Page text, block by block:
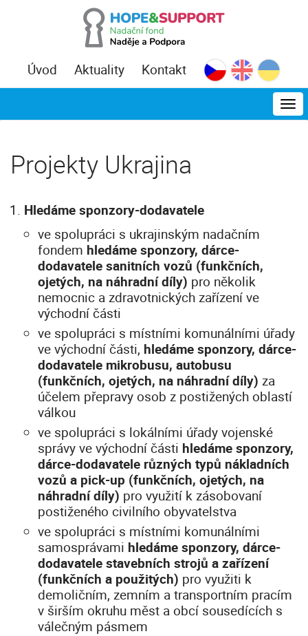
Úvod Aktuality Kontakt
Projekty Ukrajina
Hledáme sponzory-dodavatele
ve spolupráci s ukrajinským nadačním
fondem hledáme sponzory, dárce-
dodavatele sanitních vozů (funkčních,
ojetých, na náhradní díly) pro několik
nemocnic a zdravotnických zařízení ve
východní části
ve spolupráci s místními komunálními úřady
ve východní části, hledáme sponzory, dárce-
dodavatele mikrobusu, autobusu
(funkčních, ojetých, na náhradní díly) za
účelem přepravy osob z postižených oblastí
válkou
ve spolupráci s lokálními úřady vojenské
správy ve východní části hledáme sponzory,
dárce-dodavatele různých typů nákladních
vozů a pick-up (funkčních, ojetých, na
náhradní díly) pro využití k zásobovaní
postiženého civilního obyvatelstva
ve spolupráci s místními komunálními
samosprávami hledáme sponzory, dárce-
dodavatele stavebních strojů a zařízení
(funkčních a použitých) pro využiti k
demoličním, zemním a transportním pracím
v širším okruhu měst a obcí sousedících s
válečným pásmem